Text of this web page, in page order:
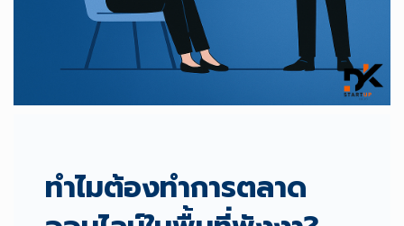
ทำไมต้องทำการตลาด